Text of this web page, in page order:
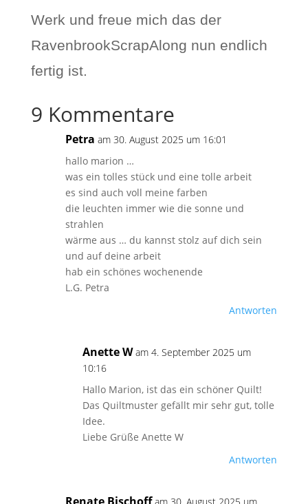
Werk und freue mich das der
RavenbrookScrapAlong nun endlich
fertig ist.
9 Kommentare
Petra am 30. August 2025 um 16:01
hallo marion …
was ein tolles stück und eine tolle arbeit
es sind auch voll meine farben
die leuchten immer wie die sonne und
strahlen
wärme aus … du kannst stolz auf dich sein
und auf deine arbeit
hab ein schönes wochenende
L.G. Petra
Antworten
Anette W am 4. September 2025 um
10:16
Hallo Marion, ist das ein schöner Quilt!
Das Quiltmuster gefällt mir sehr gut, tolle
Idee.
Liebe Grüße Anette W
Antworten